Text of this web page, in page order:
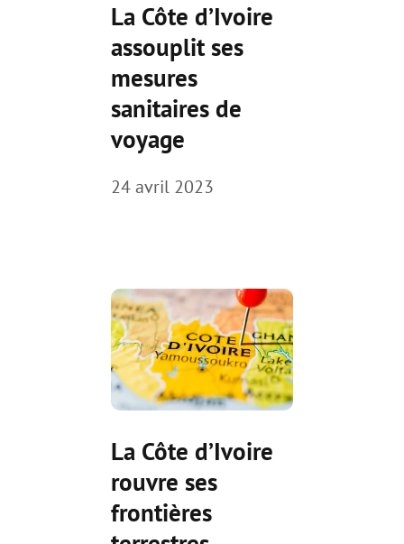
La Côte d’Ivoire
assouplit ses
mesures
sanitaires de
voyage
24 avril 2023
La Côte d’Ivoire
rouvre ses
frontières